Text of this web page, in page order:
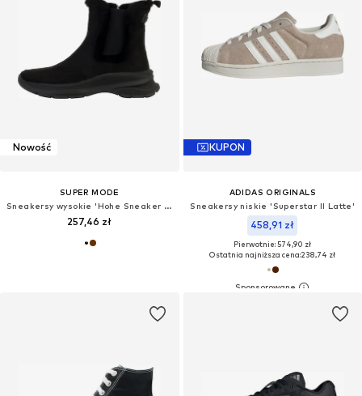
Nowość
SUPER MODE
Sneakersy wysokie 'Hohe Sneaker mit Reißverschluss'
257,46 zł
KUPON
ADIDAS ORIGINALS
Sneakersy niskie 'Superstar II Latte'
458,91 zł
Pierwotnie: 574,90 zł
Ostatnia najniższa cena:238,74 zł